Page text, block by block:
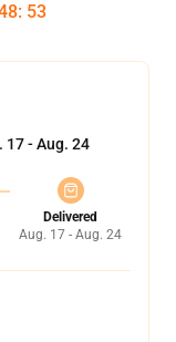
: 52
17 - Aug. 24
Delivered
Aug. 17 - Aug. 24